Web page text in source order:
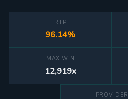
RTP
96.14%
MAX WIN
12,919x
PROVIDER